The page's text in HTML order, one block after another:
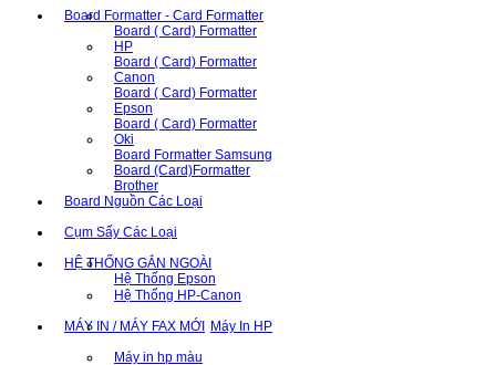
Board Formatter - Card Formatter
Board ( Card) Formatter
HP
Board ( Card) Formatter
Canon
Board ( Card) Formatter
Epson
Board ( Card) Formatter
Oki
Board Formatter Samsung
Board (Card)Formatter
Brother
Board Nguồn Các Loại
Cụm Sấy Các Loại
HỆ THỐNG GẮN NGOÀI
Hệ Thống Epson
Hệ Thống HP-Canon
MÁY IN / MÁY FAX MỚI Máy In HP
Máy in hp màu